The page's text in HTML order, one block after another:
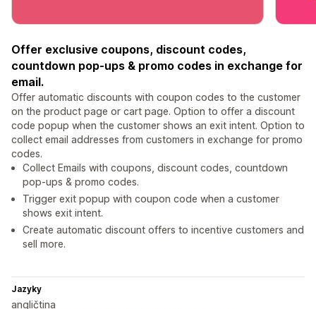
Offer exclusive coupons, discount codes,
countdown pop-ups & promo codes in exchange for
email.
Offer automatic discounts with coupon codes to the customer
on the product page or cart page. Option to offer a discount
code popup when the customer shows an exit intent. Option to
collect email addresses from customers in exchange for promo
codes.
Collect Emails with coupons, discount codes, countdown
pop-ups & promo codes.
Trigger exit popup with coupon code when a customer
shows exit intent.
Create automatic discount offers to incentive customers and
sell more.
Jazyky
angličtina